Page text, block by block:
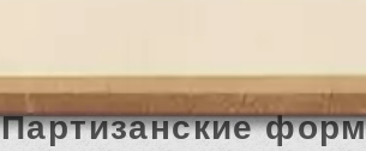
Партизанские